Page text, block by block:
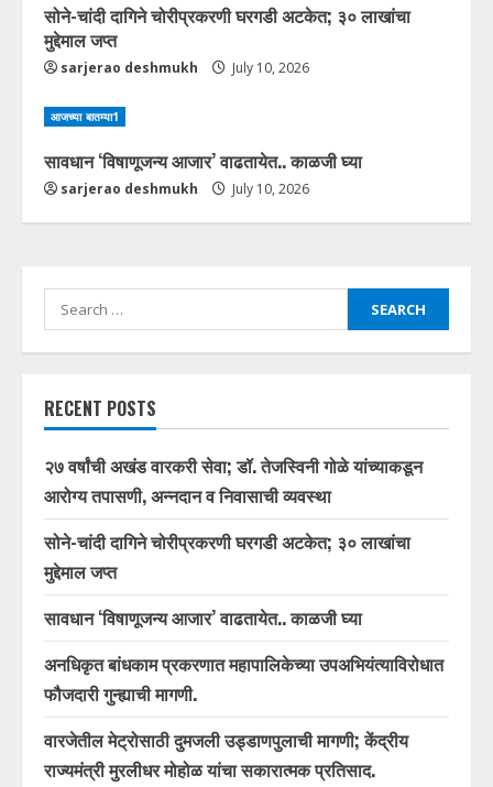
सोने-चांदी दागिने चोरीप्रकरणी घरगडी अटकेत; ३० लाखांचा
मुद्देमाल जप्त
sarjerao deshmukh July 10, 2026
आजच्या बातम्या1
सावधान ‘विषाणूजन्य आजार’ वाढतायेत.. काळजी घ्या
sarjerao deshmukh July 10, 2026
Search
for:
RECENT POSTS
२७ वर्षांची अखंड वारकरी सेवा; डॉ. तेजस्विनी गोळे यांच्याकडून
आरोग्य तपासणी, अन्नदान व निवासाची व्यवस्था
सोने-चांदी दागिने चोरीप्रकरणी घरगडी अटकेत; ३० लाखांचा
मुद्देमाल जप्त
सावधान ‘विषाणूजन्य आजार’ वाढतायेत.. काळजी घ्या
अनधिकृत बांधकाम प्रकरणात महापालिकेच्या उपअभियंत्याविरोधात
फौजदारी गुन्ह्याची मागणी.
वारजेतील मेट्रोसाठी दुमजली उड्डाणपुलाची मागणी; केंद्रीय
राज्यमंत्री मुरलीधर मोहोळ यांचा सकारात्मक प्रतिसाद.